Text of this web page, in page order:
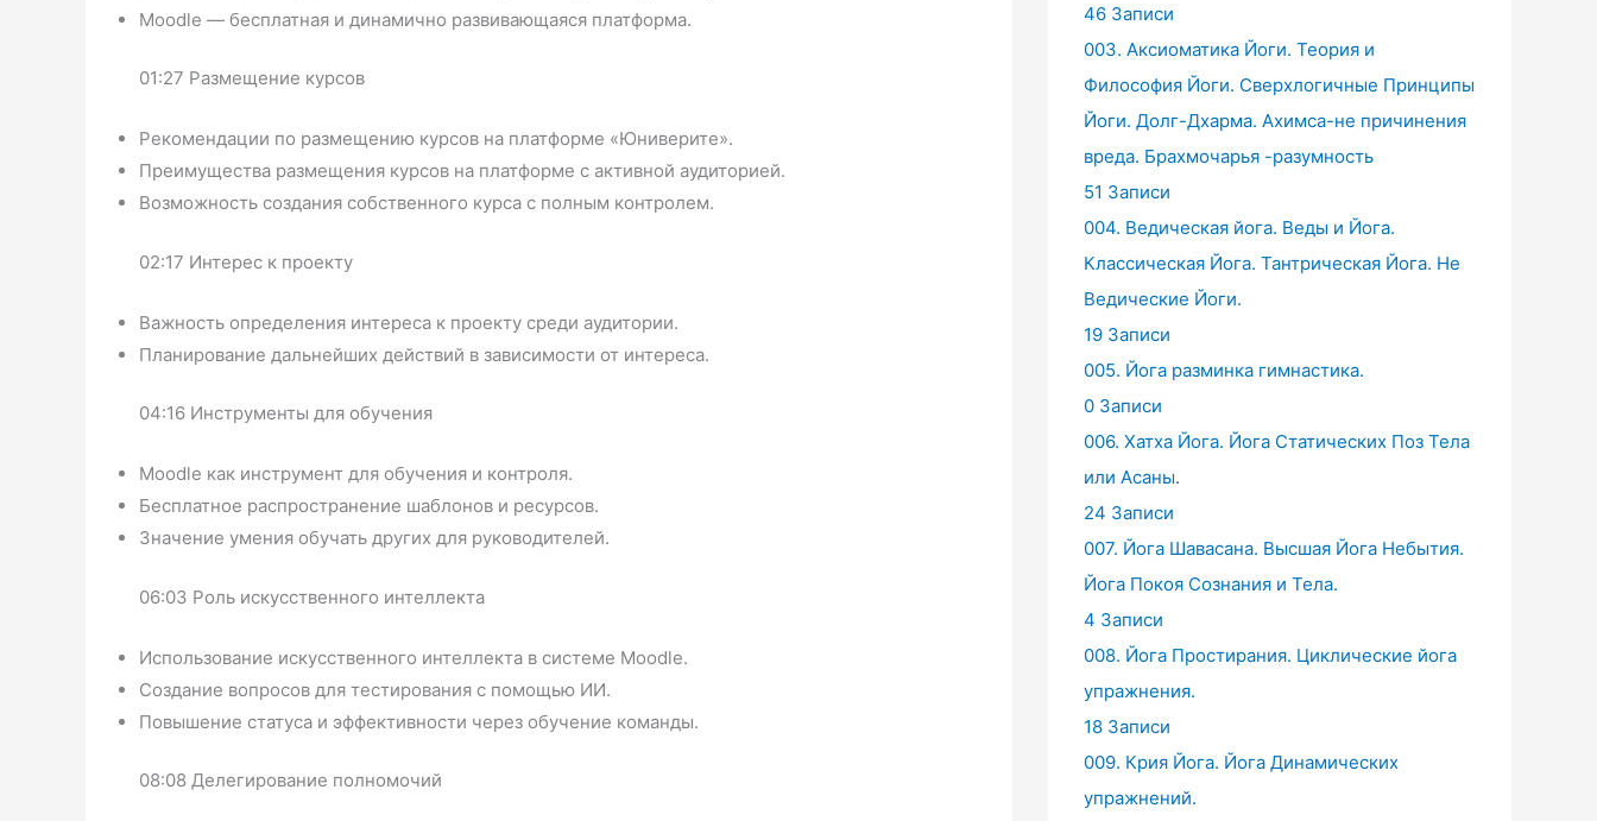
Moodle — бесплатная и динамично развивающаяся платформа.
01:27 Размещение курсов
Рекомендации по размещению курсов на платформе «Юниверите».
Преимущества размещения курсов на платформе с активной аудиторией.
Возможность создания собственного курса с полным контролем.
02:17 Интерес к проекту
Важность определения интереса к проекту среди аудитории.
Планирование дальнейших действий в зависимости от интереса.
04:16 Инструменты для обучения
Moodle как инструмент для обучения и контроля.
Бесплатное распространение шаблонов и ресурсов.
Значение умения обучать других для руководителей.
06:03 Роль искусственного интеллекта
Использование искусственного интеллекта в системе Moodle.
Создание вопросов для тестирования с помощью ИИ.
Повышение статуса и эффективности через обучение команды.
08:08 Делегирование полномочий
46 Записи
003. Аксиоматика Йоги. Теория и
Философия Йоги. Сверхлогичные Принципы
Йоги. Долг-Дхарма. Ахимса-не причинения
вреда. Брахмочарья -разумность
51 Записи
004. Ведическая йога. Веды и Йога.
Классическая Йога. Тантрическая Йога. Не
Ведические Йоги.
19 Записи
005. Йога разминка гимнастика.
0 Записи
006. Хатха Йога. Йога Статических Поз Тела
или Асаны.
24 Записи
007. Йога Шавасана. Высшая Йога Небытия.
Йога Покоя Сознания и Тела.
4 Записи
008. Йога Простирания. Циклические йога
упражнения.
18 Записи
009. Крия Йога. Йога Динамических
упражнений.